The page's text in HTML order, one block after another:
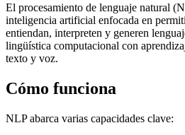
El procesamiento de lenguaje natural
inteligencia artificial enfocada en
entiendan, interpreten y generen
lingüística computacional con
texto y voz.
Cómo funciona
NLP abarca varias capacidades clave: